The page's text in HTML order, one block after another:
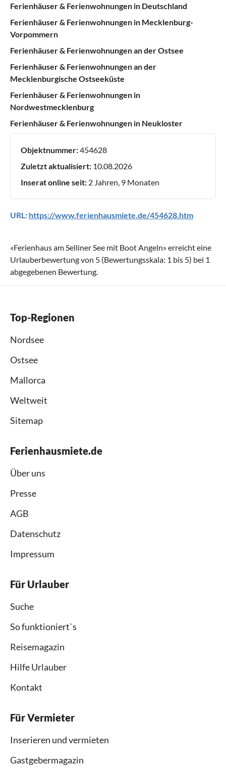
Ferienhäuser & Ferienwohnungen in Deutschland
Ferienhäuser & Ferienwohnungen in Mecklenburg-
Vorpommern
Ferienhäuser & Ferienwohnungen an der Ostsee
Ferienhäuser & Ferienwohnungen an der
Mecklenburgische Ostseeküste
Ferienhäuser & Ferienwohnungen in
Nordwestmecklenburg
Ferienhäuser & Ferienwohnungen in Neukloster
Objektnummer:454628
Zuletzt aktualisiert: 10.08.2026
Inserat online seit: 2 Jahren, 9 Monaten
URL: https://www.ferienhausmiete.de/454628.htm
«Ferienhaus am Selliner See mit Boot Angeln» erreicht eine
Urlauberbewertung von 5 (Bewertungsskala: 1 bis 5) bei 1
abgegebenen Bewertung.
Top-Regionen
Nordsee
Ostsee
Mallorca
Weltweit
Sitemap
Ferienhausmiete.de
Über uns
Presse
AGB
Datenschutz
Impressum
Für Urlauber
Suche
So funktioniert`s
Reisemagazin
Hilfe Urlauber
Kontakt
Für Vermieter
Inserieren und vermieten
Gastgebermagazin